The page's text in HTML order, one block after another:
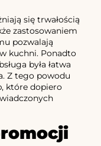
się trwałością
zastosowaniem
pozwalają
kuchni. Ponadto
była łatwa
Z tego powodu
które dopiero